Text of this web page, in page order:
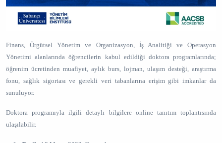
Finans, Örgütsel Yönetim ve Organizasyon, İş Analitiği ve Operasyon
Yönetimi alanlarında öğrencilerin kabul edildiği doktora programlarında;
öğrenim ücretinden muafiyet, aylık burs, lojman, ulaşım desteği, araştırma
fonu, sağlık sigortası ve gerekli veri tabanlarına erişim gibi imkanlar da
sunuluyor.
Doktora programıyla ilgili detaylı bilgilere online tanıtım toplantısında
ulaşılabilir.